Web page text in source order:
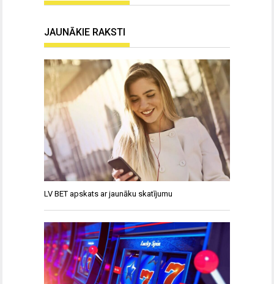
JAUNĀKIE RAKSTI
LV BET apskats ar jaunāku skatījumu